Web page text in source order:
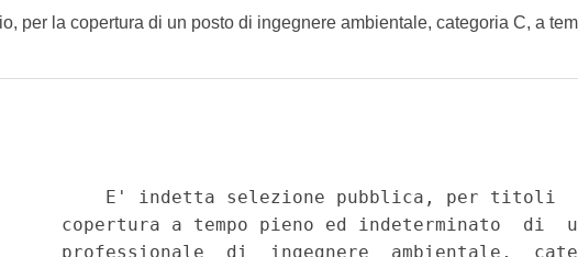
per la copertura di un posto di ingegnere ambientale, categoria C, a